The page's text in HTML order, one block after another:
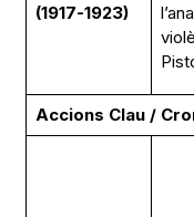
(1917-1923)
Accions Clau /